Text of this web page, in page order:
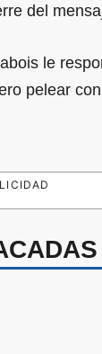
del
le
pelear